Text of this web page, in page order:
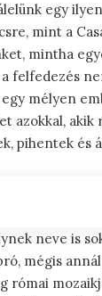
egy
mint a
mintha
felfedezés
mélyen
azokkal,
pihentek és
neve is
mégis
római